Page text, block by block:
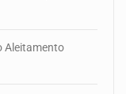
Aleitamento